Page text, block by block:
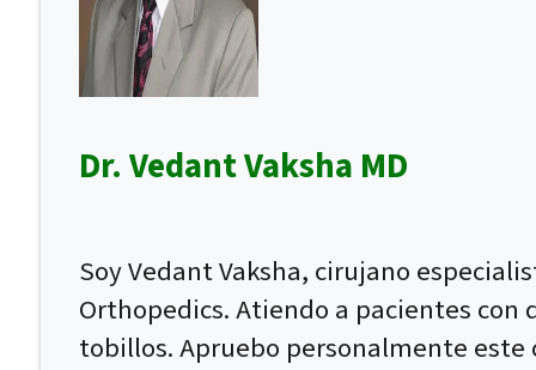
Dr. Vedant Vaksha MD
Soy Vedant Vaksha, cirujano
Orthopedics. Atiendo a pacientes con
tobillos. Apruebo personalmente